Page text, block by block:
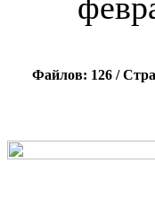
Файлов: 126 /